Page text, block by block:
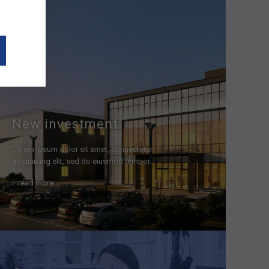
New investment
Lorem ipsum dolor sit amet, consectetur
adipisicing elit, sed do eiusmod tempor…
read more